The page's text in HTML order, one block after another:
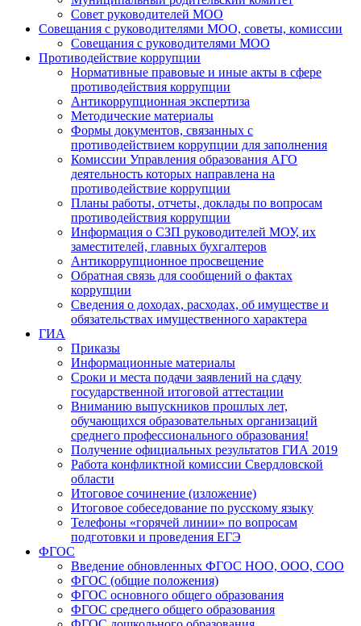
Совет руководителей МОО
Совещания с руководителями МОО, советы, комиссии
Совещания с руководителями МОО
Противодействие коррупции
Нормативные правовые и иные акты в сфере
противодействия коррупции
Антикоррупционная экспертиза
Методические материалы
Формы документов, связанных с
противодействием коррупции для заполнения
Комиссии Управления образования АГО
деятельность которых направлена на
противодействие коррупции
Планы работы, отчеты, доклады по вопросам
противодействия коррупции
Информация о СЗП руководителей МОУ, их
заместителей, главных бухгалтеров
Антикоррупционное просвещение
Обратная связь для сообщений о фактах
коррупции
Сведения о доходах, расходах, об имуществе и
обязательствах имущественного характера
ГИА
Приказы
Информационные материалы
Сроки и места подачи заявлений на сдачу
государственной итоговой аттестации
Вниманию выпускников прошлых лет,
обучающихся образовательных организаций
среднего профессионального образования!
Получение официальных результатов ГИА 2019
Работа конфликтной комиссии Свердловской
области
Итоговое сочинение (изложение)
Итоговое собеседование по русскому языку
Телефоны «горячей линии» по вопросам
подготовки и проведения ЕГЭ
ФГОС
Введение обновленных ФГОС НОО, ООО, СОО
ФГОС (общие положения)
ФГОС основного общего образования
ФГОС среднего общего образования